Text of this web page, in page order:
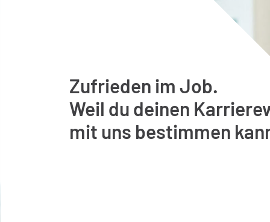
Zufrieden im Job.
Weil du deinen
mit uns bestimmen